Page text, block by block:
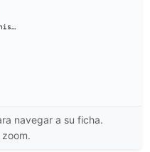
navegar a su ficha.